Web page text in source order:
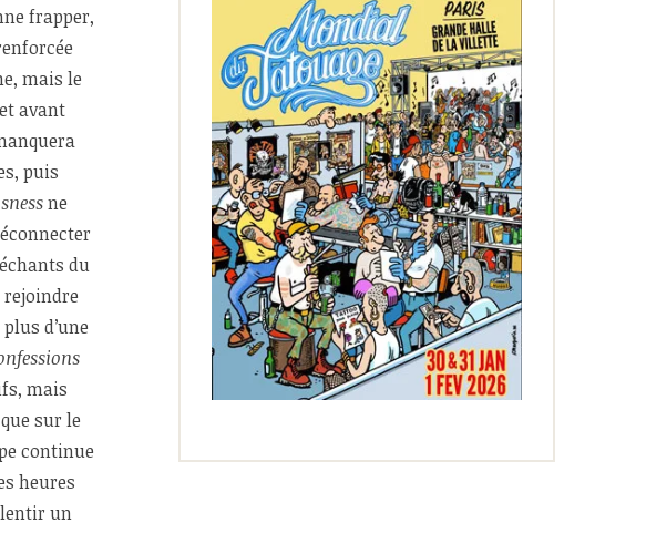
frapper,
mais le
avant
puis
ne
du
rejoindre
d’une
mais
sur le
continue
heures
un